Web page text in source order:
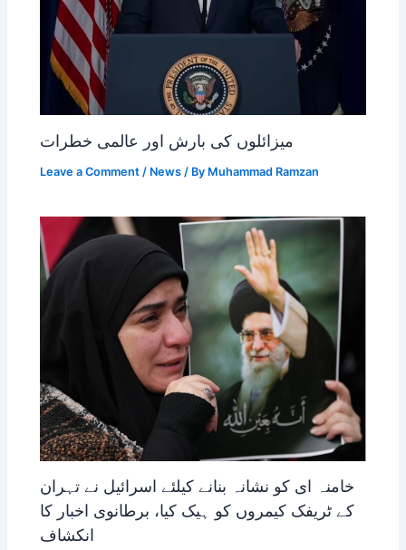
میزائلوں کی بارش اور عالمی خطرات
Leave a Comment / News / By Muhammad Ramzan
خامنہ ای کو نشانہ بنانے کیلئے اسرائیل نے تہران
کے ٹریفک کیمروں کو ہیک کیا، برطانوی اخبار کا
انکشاف